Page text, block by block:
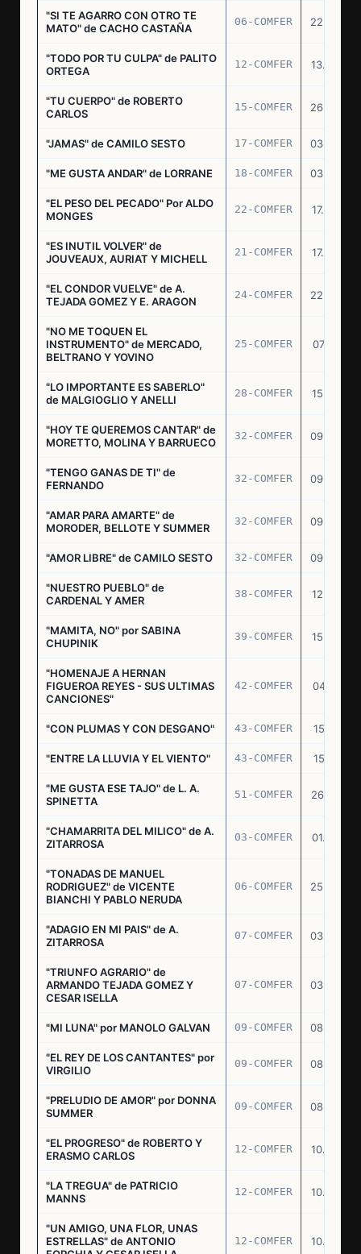
"SI TE AGARRO CON OTRO TE
MATO" de CACHO CASTAÑA
06-COMFER 22.04.76
"TODO POR TU CULPA" de PALITO
ORTEGA
12-COMFER 13.05.76
"TU CUERPO" de ROBERTO
CARLOS
15-COMFER 26.05.76
"JAMAS" de CAMILO SESTO 17-COMFER 03.06.76
"ME GUSTA ANDAR" de LORRANE 18-COMFER 03.06.76
"EL PESO DEL PECADO" Por ALDO
MONGES
22-COMFER 17.06.76
"ES INUTIL VOLVER" de
JOUVEAUX, AURIAT Y MICHELL
21-COMFER 17.06.76
"EL CONDOR VUELVE" de A.
TEJADA GOMEZ Y E. ARAGON
24-COMFER 22.06.76
"NO ME TOQUEN EL
INSTRUMENTO" de MERCADO,
BELTRANO Y YOVINO
25-COMFER 07.07.76
"LO IMPORTANTE ES SABERLO"
de MALGIOGLIO Y ANELLI
28-COMFER 15.07.76
"HOY TE QUEREMOS CANTAR" de
MORETTO, MOLINA Y BARRUECO
32-COMFER 09.09.76
"TENGO GANAS DE TI" de
FERNANDO
32-COMFER 09.09.76
"AMAR PARA AMARTE" de
MORODER, BELLOTE Y SUMMER
32-COMFER 09.09.76
"AMOR LIBRE" de CAMILO SESTO 32-COMFER 09.09.76
"NUESTRO PUEBLO" de
CARDENAL Y AMER
38-COMFER 12.10.76
"MAMITA, NO" por SABINA
CHUPINIK
39-COMFER 15.10.76
"HOMENAJE A HERNAN
FIGUEROA REYES - SUS ULTIMAS
CANCIONES"
42-COMFER 04.11.76
"CON PLUMAS Y CON DESGANO" 43-COMFER 15.11.76
"ENTRE LA LLUVIA Y EL VIENTO" 43-COMFER 15.11.76
"ME GUSTA ESE TAJO" de L. A.
SPINETTA
51-COMFER 26.12.76
"CHAMARRITA DEL MILICO" de A.
ZITARROSA
03-COMFER 01.02.77
"TONADAS DE MANUEL
RODRIGUEZ" de VICENTE
BIANCHI Y PABLO NERUDA
06-COMFER 25.02.77
"ADAGIO EN MI PAIS" de A.
ZITARROSA
07-COMFER 03.03.77
"TRIUNFO AGRARIO" de
ARMANDO TEJADA GOMEZ Y
CESAR ISELLA
07-COMFER 03.03.77
"MI LUNA" por MANOLO GALVAN 09-COMFER 08.03.77
"EL REY DE LOS CANTANTES" por
VIRGILIO
09-COMFER 08.03.77
"PRELUDIO DE AMOR" por DONNA
SUMMER
09-COMFER 08.03.77
"EL PROGRESO" de ROBERTO Y
ERASMO CARLOS
12-COMFER 10.03.77
"LA TREGUA" de PATRICIO
MANNS
12-COMFER 10.03.77
"UN AMIGO, UNA FLOR, UNAS
ESTRELLAS" de ANTONIO
12-COMFER 10.03.77